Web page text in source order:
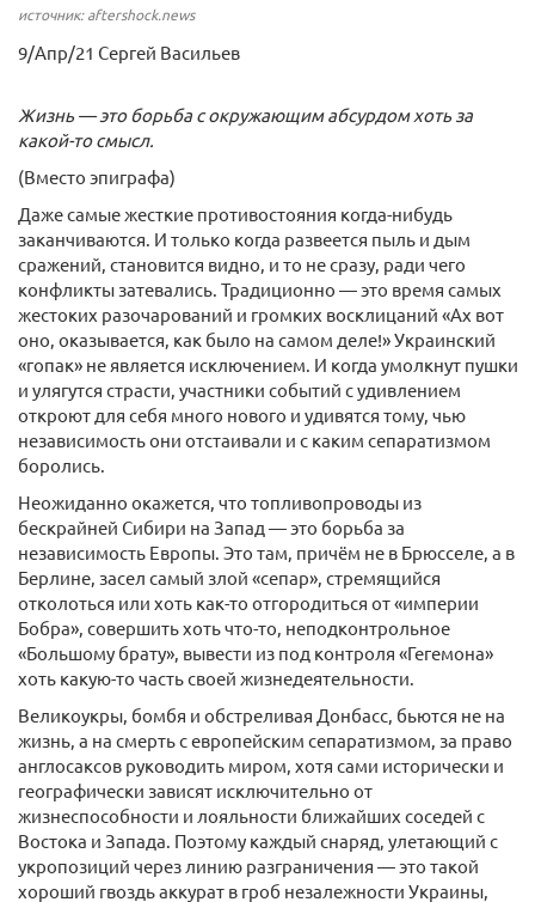
источник: aftershock.news
9/Апр/21 Сергей Васильев
Жизнь — это борьба с окружающим абсурдом хоть за
какой-​то смысл.
(Вместо эпиграфа)
Даже самые жесткие противостояния когда-​нибудь
заканчиваются. И только когда развеется пыль и дым
сражений, становится видно, и то не сразу, ради чего
конфликты затевались. Традиционно — это время самых
жестоких разочарований и громких восклицаний «Ах вот
оно, оказывается, как было на самом деле!» Украинский
«гопак» не является исключением. И когда умолкнут пушки
и улягутся страсти, участники событий с удивлением
откроют для себя много нового и удивятся тому, чью
независимость они отстаивали и с каким сепаратизмом
боролись.
Неожиданно окажется, что топливопроводы из
бескрайней Сибири на Запад — это борьба за
независимость Европы. Это там, причём не в Брюсселе, а в
Берлине, засел самый злой «сепар», стремящийся
отколоться или хоть как-​то отгородиться от «империи
Бобра», совершить хоть что-​то, неподконтрольное
«Большому брату», вывести из под контроля «Гегемона»
хоть какую-​то часть своей жизнедеятельности.
Великоукры, бомбя и обстреливая Донбасс, бьются не на
жизнь, а на смерть с европейским сепаратизмом, за право
англосаксов руководить миром, хотя сами исторически и
географически зависят исключительно от
жизнеспособности и лояльности ближайших соседей с
Востока и Запада. Поэтому каждый снаряд, улетающий с
укропозиций через линию разграничения — это такой
хороший гвоздь аккурат в гроб незалежности Украины,